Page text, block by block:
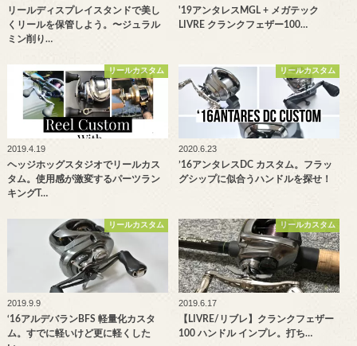
リールディスプレイスタンドで美し
くリールを保管しよう。〜ジュラル
ミン削り…
'19アンタレスMGL + メガテック
LIVRE クランクフェザー100…
リールカスタム
2019.4.19
ヘッジホッグスタジオでリールカス
タム。使用感が激変するパーツラン
キングT…
リールカスタム
2020.6.23
’16アンタレスDC カスタム。フラッ
グシップに似合うハンドルを探せ！
リールカスタム
2019.9.9
‘16アルデバランBFS 軽量化カスタ
ム。すでに軽いけど更に軽くした
リールカスタム
2019.6.17
【LIVRE/リブレ】クランクフェザー
100 ハンドル インプレ。打ち…